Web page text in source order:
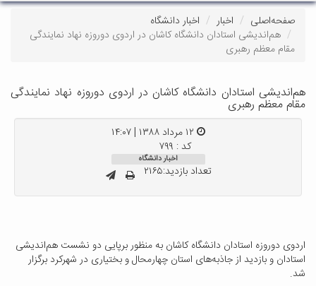
صفحه‌اصلی اخبار
اخبار دانشگاه
هم‌اندیشی استادان دانشگاه کاشان در اردوی دوروزه نهاد نمایندگی
مقام معظم رهبری
هم‌اندیشی استادان دانشگاه کاشان در اردوی دوروزه نهاد نمایندگی
مقام معظم رهبری
کد : ۷۹۹
اخبار دانشگاه
تعداد بازدید:۲۱۶۵
اردوی دوروزه استادان دانشگاه کاشان به منظور برپایی دو نشست هم‌اندیشی
استادان و بازدید از جاذبه‌های استان چهارمحال و بختیاری در شهرکرد برگزار
شد.